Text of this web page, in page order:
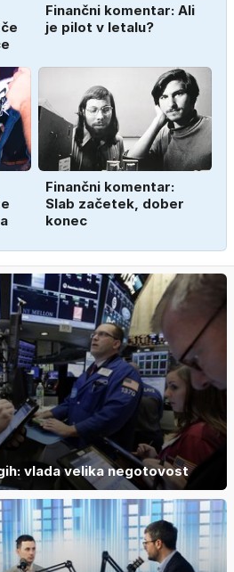
Finančni komentar: Ali
je pilot v letalu?
Finančni komentar:
Slab začetek, dober
konec
vlada velika negotovost